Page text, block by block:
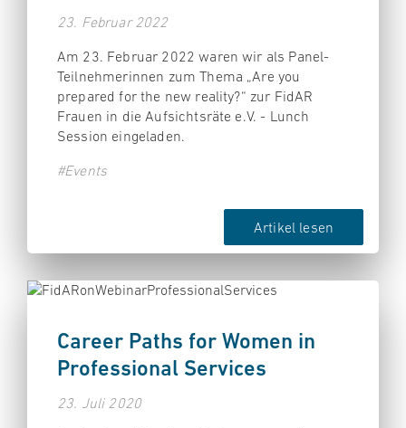
23. Februar 2022
Am 23. Februar 2022 waren wir als Panel-
Teilnehmerinnen zum Thema „Are you
prepared for the new reality?“ zur FidAR
Frauen in die Aufsichtsräte e.V. - Lunch
Session eingeladen.
#Events
Artikel lesen
Career Paths for Women in
Professional Services
23. Juli 2020